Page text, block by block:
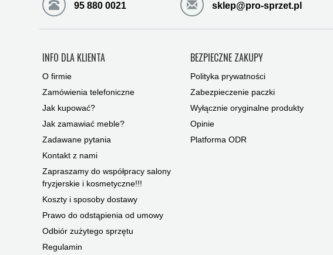
95 880 0021 sklep@pro-sprzet.pl
INFO DLA KLIENTA
O firmie
Zamówienia telefoniczne
Jak kupować?
Jak zamawiać meble?
Zadawane pytania
Kontakt z nami
Zapraszamy do współpracy salony
fryzjerskie i kosmetyczne!!!
Koszty i sposoby dostawy
Prawo do odstąpienia od umowy
Odbiór zużytego sprzętu
Regulamin
BEZPIECZNE ZAKUPY
Polityka prywatności
Zabezpieczenie paczki
Wyłącznie oryginalne produkty
Opinie
Platforma ODR